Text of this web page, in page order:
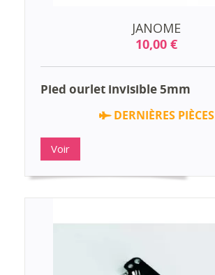
JANOME
10,00 €
Pied ourlet invisible 5mm
DERNIÈRES PIÈCES
Voir